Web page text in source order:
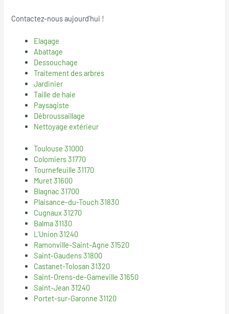
Contactez-nous aujourd’hui !
Elagage
Abattage
Dessouchage
Traitement des arbres
Jardinier
Taille de haie
Paysagiste
Débroussaillage
Nettoyage extérieur
Toulouse 31000
Colomiers 31770
Tournefeuille 31170
Muret 31600
Blagnac 31700
Plaisance-du-Touch 31830
Cugnaux 31270
Balma 31130
L’Union 31240
Ramonville-Saint-Agne 31520
Saint-Gaudens 31800
Castanet-Tolosan 31320
Saint-Orens-de-Gameville 31650
Saint-Jean 31240
Portet-sur-Garonne 31120